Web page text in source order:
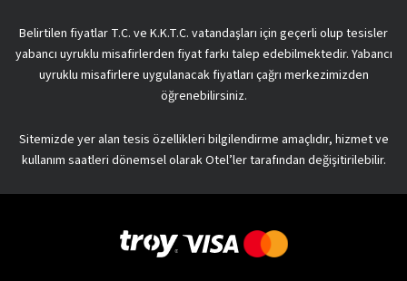
Belirtilen fiyatlar T.C. ve K.K.T.C. vatandaşları için geçerli olup tesisler
yabancı uyruklu misafirlerden fiyat farkı talep edebilmektedir. Yabancı
uyruklu misafirlere uygulanacak fiyatları çağrı merkezimizden
öğrenebilirsiniz.
Sitemizde yer alan tesis özellikleri bilgilendirme amaçlıdır, hizmet ve
kullanım saatleri dönemsel olarak Otel’ler tarafından değişitirilebilir.